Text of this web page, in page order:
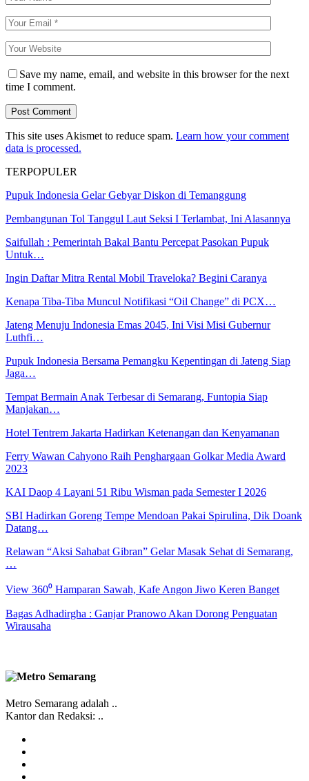
Save my name, email, and website in this browser for the next
time I comment.
This site uses Akismet to reduce spam. Learn how your comment
data is processed.
TERPOPULER
Pupuk Indonesia Gelar Gebyar Diskon di Temanggung
Pembangunan Tol Tanggul Laut Seksi I Terlambat, Ini Alasannya
Saifullah : Pemerintah Bakal Bantu Percepat Pasokan Pupuk
Untuk…
Ingin Daftar Mitra Rental Mobil Traveloka? Begini Caranya
Kenapa Tiba-Tiba Muncul Notifikasi “Oil Change” di PCX…
Jateng Menuju Indonesia Emas 2045, Ini Visi Misi Gubernur
Luthfi…
Pupuk Indonesia Bersama Pemangku Kepentingan di Jateng Siap
Jaga…
Tempat Bermain Anak Terbesar di Semarang, Funtopia Siap
Manjakan…
Hotel Tentrem Jakarta Hadirkan Ketenangan dan Kenyamanan
Ferry Wawan Cahyono Raih Penghargaan Golkar Media Award
2023
KAI Daop 4 Layani 51 Ribu Wisman pada Semester I 2026
SBI Hadirkan Goreng Tempe Mendoan Pakai Spirulina, Dik Doank
Datang…
Relawan “Aksi Sahabat Gibran” Gelar Masak Sehat di Semarang,
…
View 360⁰ Hamparan Sawah, Kafe Angon Jiwo Keren Banget
Bagas Adhadirgha : Ganjar Pranowo Akan Dorong Penguatan
Wirausaha
Metro Semarang adalah ..
Kantor dan Redaksi: ..